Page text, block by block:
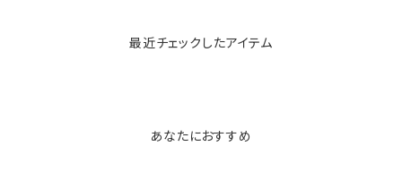
最近チェックしたアイテム
あなたにおすすめ